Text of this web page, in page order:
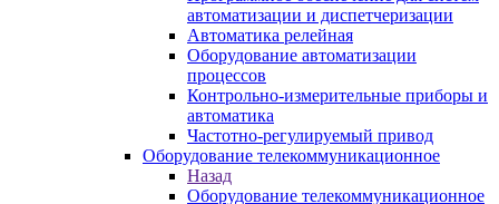
автоматизации и диспетчеризации
Автоматика релейная
Оборудование автоматизации
процессов
Контрольно-измерительные приборы и
автоматика
Частотно-регулируемый привод
Оборудование телекоммуникационное
Назад
Оборудование телекоммуникационное